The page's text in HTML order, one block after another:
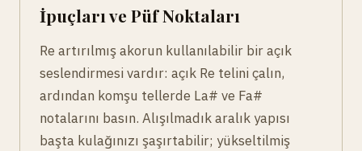
İpuçları ve Püf Noktaları
Re artırılmış akorun kullanılabilir bir açık
seslendirmesi vardır: açık Re telini çalın,
ardından komşu tellerde La# ve Fa#
notalarını basın. Alışılmadık aralık yapısı
başta kulağınızı şaşırtabilir; yükseltilmiş